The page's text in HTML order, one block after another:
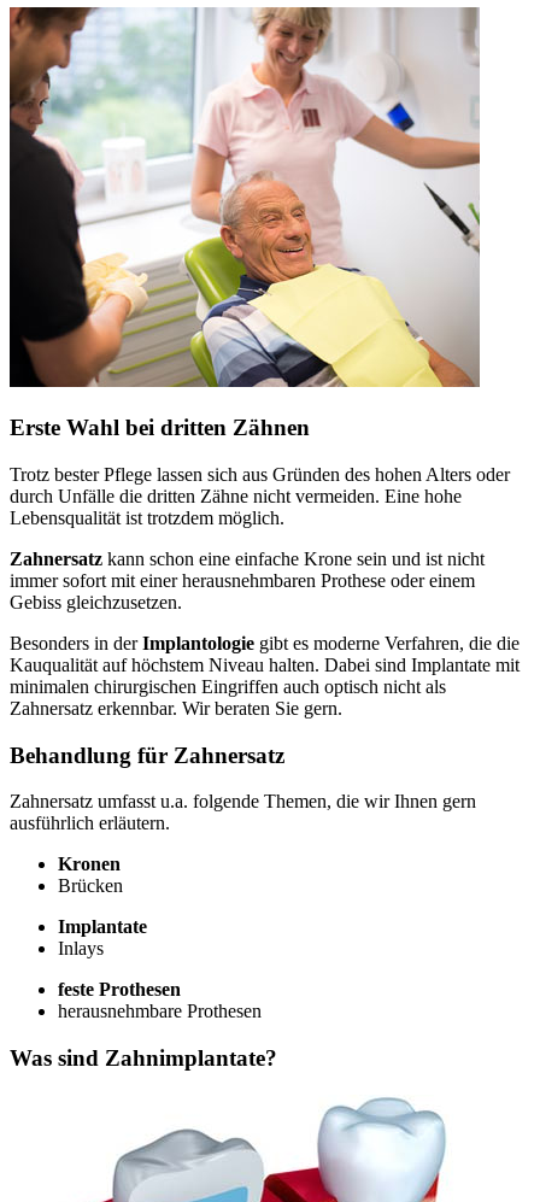
Erste Wahl bei dritten Zähnen
Trotz bester Pflege lassen sich aus Gründen des hohen Alters oder
durch Unfälle die dritten Zähne nicht vermeiden. Eine hohe
Lebensqualität ist trotzdem möglich.
Zahnersatz kann schon eine einfache Krone sein und ist nicht
immer sofort mit einer herausnehmbaren Prothese oder einem
Gebiss gleichzusetzen.
Besonders in derImplantologie gibt es moderne Verfahren, die die
Kauqualität auf höchstem Niveau halten. Dabei sind Implantate mit
minimalen chirurgischen Eingriffen auch optisch nicht als
Zahnersatz erkennbar. Wir beraten Sie gern.
Behandlung für Zahnersatz
Zahnersatz umfasst u.a. folgende Themen, die wir Ihnen gern
ausführlich erläutern.
Kronen
Brücken
Implantate
Inlays
feste Prothesen
herausnehmbare Prothesen
Was sind Zahnimplantate?